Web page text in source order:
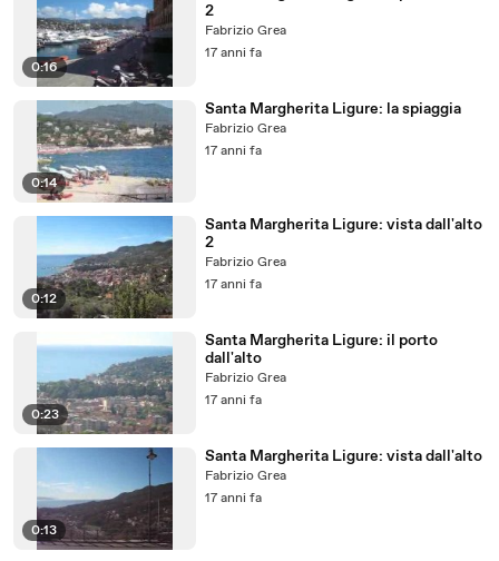
0:16
2
Fabrizio Grea
17 anni fa
0:14
Santa Margherita Ligure: la spiaggia
Fabrizio Grea
17 anni fa
0:12
Santa Margherita Ligure: vista dall'alto
2
Fabrizio Grea
17 anni fa
0:23
Santa Margherita Ligure: il porto
dall'alto
Fabrizio Grea
17 anni fa
0:13
Santa Margherita Ligure: vista dall'alto
Fabrizio Grea
17 anni fa